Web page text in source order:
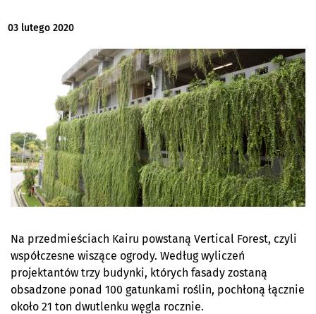
03 lutego 2020
Na przedmieściach Kairu powstaną Vertical Forest, czyli
współczesne wiszące ogrody. Według wyliczeń
projektantów trzy budynki, których fasady zostaną
obsadzone ponad 100 gatunkami roślin, pochłoną łącznie
około 21 ton dwutlenku węgla rocznie.